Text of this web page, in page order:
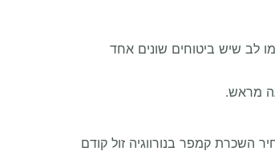
לב שיש ביטוחים שונים אחד
השכרת קמפר בנורווגיה זול קודם